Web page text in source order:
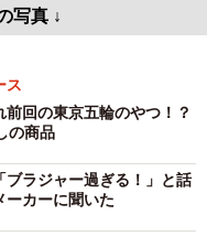
写真 ↓
ス
回の東京五輪のやつ！？
の商品
ブラジャー過ぎる！」と話
カーに聞いた